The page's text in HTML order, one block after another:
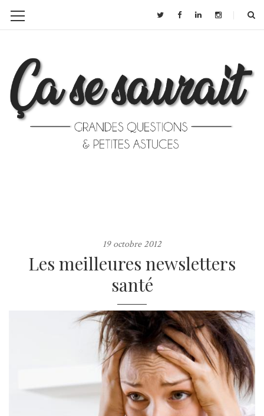
19 octobre 2012
Les meilleures newsletters
santé